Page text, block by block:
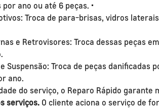
ano ou até 6 peças. •
Troca de para-brisas, vidros
e Retrovisores: Troca dessas peças
e Suspensão: Troca de peças
ano.
do serviço, o Reparo Rápido garante
serviços.O cliente aciona o serviço de